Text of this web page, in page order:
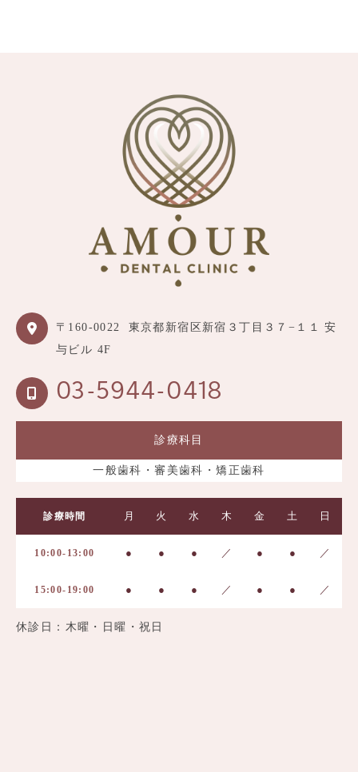
〒160-0022
東京都新宿区新宿３丁目３７−１１ 安
与ビル 4F
03-5944-0418
診療科目
一般歯科・審美歯科・矯正歯科
診療時間 月 火 水 木 金 土 日
10:00-13:00 ● ● ● ／ ● ● ／
15:00-19:00 ● ● ● ／ ● ● ／
休診日：木曜・日曜・祝日